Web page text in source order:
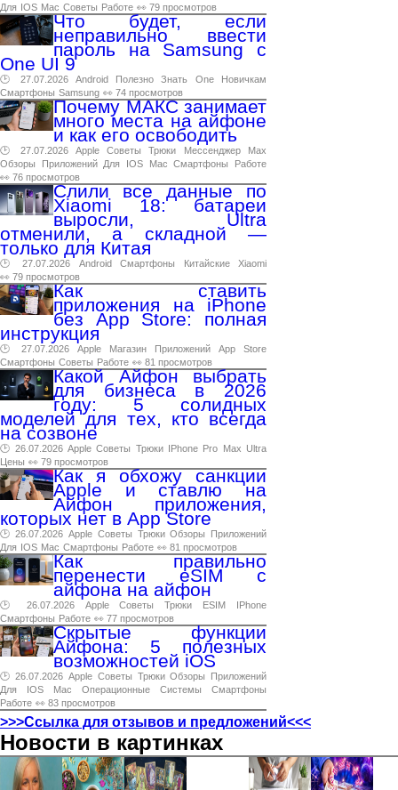
Для IOS Mac Советы Работе 👀 79 просмотров
Что будет, если
неправильно ввести
пароль на Samsung с
One UI 9
🕑 27.07.2026 Android Полезно Знать One
Новичкам
Смартфоны Samsung 👀 74 просмотров
Почему МАКС занимает
много места на айфоне
и как его освободить
🕑 27.07.2026 Apple Советы Трюки Мессенджер
Max
Обзоры
Приложений Для IOS Mac Смартфоны
Работе
👀 76 просмотров
Слили все данные по
Xiaomi 18: батареи
выросли, Ultra
отменили, а складной —
только для Китая
🕑 27.07.2026 Android Смартфоны Китайские
Xiaomi
👀 79 просмотров
Как ставить
приложения на iPhone
без App Store: полная
инструкция
🕑 27.07.2026 Apple Магазин Приложений App
Store
Смартфоны Советы Работе 👀 81 просмотров
Какой Айфон выбрать
для бизнеса в 2026
году: 5 солидных
моделей для тех, кто всегда
на созвоне
🕑 26.07.2026 Apple Советы Трюки IPhone Pro Max Ultra
Цены 👀 79 просмотров
Как я обхожу санкции
Apple и ставлю на
Айфон приложения,
которых нет в App Store
🕑 26.07.2026 Apple Советы Трюки Обзоры
Приложений
Для IOS Mac Смартфоны Работе 👀 81 просмотров
Как правильно
перенести eSIM с
айфона на айфон
🕑 26.07.2026 Apple Советы Трюки ESIM
IPhone
Смартфоны Работе 👀 77 просмотров
Скрытые функции
Айфона: 5 полезных
возможностей iOS
🕑 26.07.2026 Apple Советы Трюки Обзоры
Приложений
Для
IOS Mac Операционные Системы
Смартфоны
Работе 👀 83 просмотров
>>>Ссылка для отзывов и предложений<<<
Новости в картинках